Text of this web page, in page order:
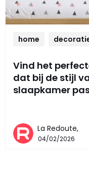
home
Vind het
dat bij de stijl
slaapkamer
La Redoute,
04/02/2026